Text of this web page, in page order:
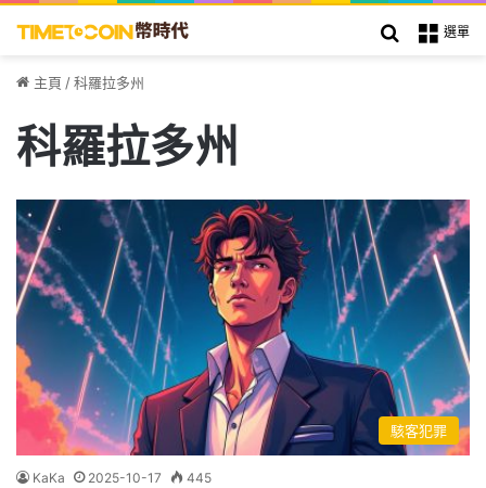
選單
搜索
主頁 /科羅拉多州
科羅拉多州
駭客犯罪
KaKa 2025-10-17 445